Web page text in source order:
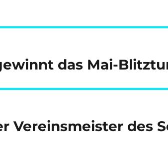
das Mai-
Vereinsmeister des